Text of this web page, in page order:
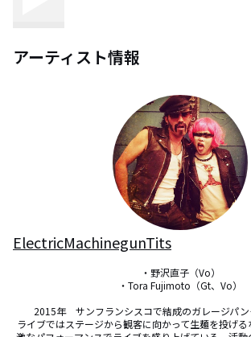
アーティスト情報
ElectricMachinegunTits
・野沢直子（Vo）
・Tora Fujimoto（Gt、Vo）
2015年　サンフランシスコで結成のガレージパン
ライブではステージから観客に向かって生麺を投げ